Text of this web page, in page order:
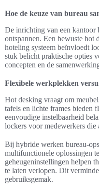
Hoe de keuze van bureau
De inrichting van een kantoor
ontspannen. Een bewuste hot
hoteling systeem beïnvloedt
stuk belicht praktische opties
concepten en de
Flexibele werkplekken
Hot desking vraagt om
tafels en lichte frames bieden
eenvoudige instelbaarheid
lockers voor medewerkers die
Bij hybride werken bureau-
multifunctionele oplossingen
geheugeninstellingen helpen
te laten verlopen. Dit
gebruiksgemak.